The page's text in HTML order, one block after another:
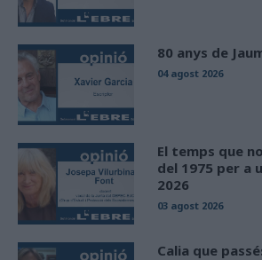
80 anys de
04 agost 2026
El temps que
del 1975 per a
2026
03 agost 2026
Calia que